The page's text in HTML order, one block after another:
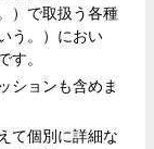
）で取扱う各種
う。）におい
す。
ションも含めま
て個別に詳細な